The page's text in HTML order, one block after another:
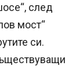
след
мост“
си.